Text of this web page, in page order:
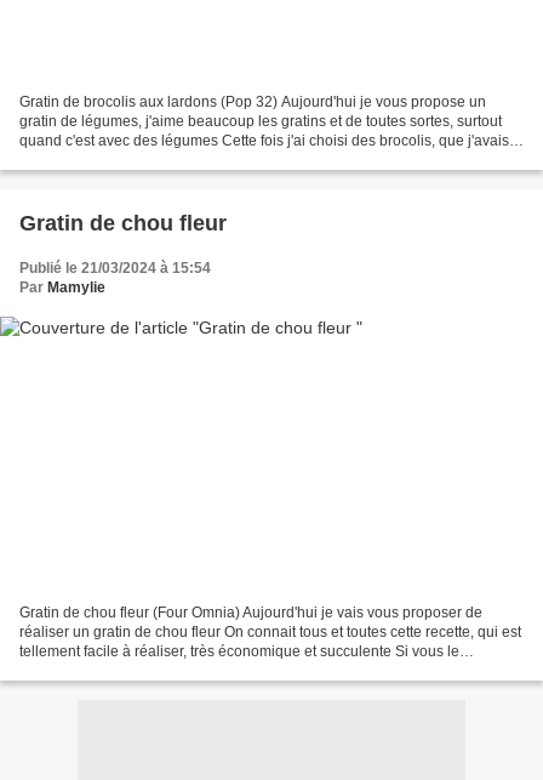
Gratin de brocolis aux lardons (Pop 32) Aujourd'hui je vous propose un
gratin de légumes, j'aime beaucoup les gratins et de toutes sortes, surtout
quand c'est avec des légumes Cette fois j'ai choisi des brocolis, que j'avais
Gratin de chou fleur
Publié le 21/03/2024 à 15:54
Par Mamylie
Gratin de chou fleur (Four Omnia) Aujourd'hui je vais vous proposer de
réaliser un gratin de chou fleur On connait tous et toutes cette recette, qui est
tellement facile à réaliser, très économique et succulente Si vous le